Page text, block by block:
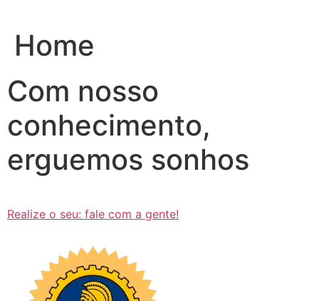
conteúdo
Home
Com nosso
conhecimento,
erguemos sonhos
Realize o seu: fale com a gente!